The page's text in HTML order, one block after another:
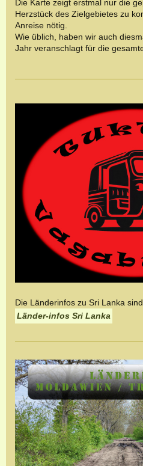
Die Karte zeigt erstmal nur die
Herzstück des Zielgebietes zu
Anreise nötig.
Wie üblich, haben wir auch
Jahr veranschlagt für die
Die Länderinfos zu Sri Lanka
Länder-infos Sri Lanka